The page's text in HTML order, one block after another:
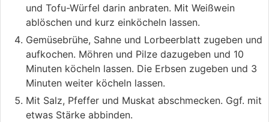
und Tofu-Würfel darin anbraten. Mit Weißwein
ablöschen und kurz einköcheln lassen.
Gemüsebrühe, Sahne und Lorbeerblatt zugeben und
aufkochen. Möhren und Pilze dazugeben und 10
Minuten köcheln lassen. Die Erbsen zugeben und 3
Minuten weiter köcheln lassen.
Mit Salz, Pfeffer und Muskat abschmecken. Ggf. mit
etwas Stärke abbinden.